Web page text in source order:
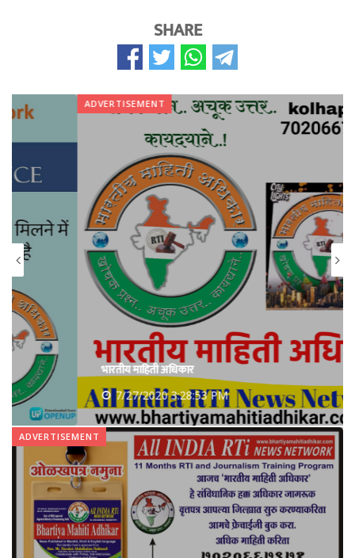
SHARE
ADVERTISEMENT
भारतीय माहिती अधिकार
7/27/2020 3:28:53 PM
ADVERTISEMENT